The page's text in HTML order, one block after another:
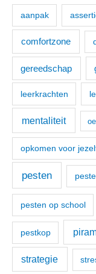
aanpak
comfortzone
gereedschap
leerkrachten
mentaliteit
opkomen voor
pesten
pesten op school
pestkop
strategie